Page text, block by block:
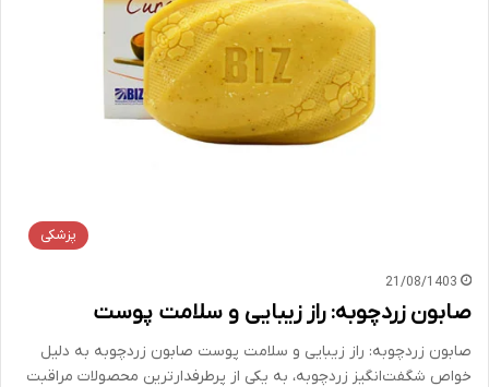
پزشکی
21/08/1403
صابون زردچوبه: راز زیبایی و سلامت پوست
صابون زردچوبه: راز زیبایی و سلامت پوست صابون زردچوبه به دلیل
خواص شگفت‌انگیز زردچوبه، به یکی از پرطرفدارترین محصولات مراقبت